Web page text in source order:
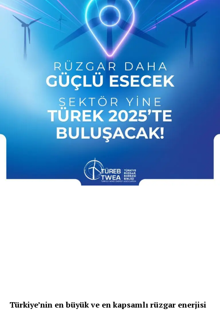
Türkiye’nin en büyük ve en kapsamlı rüzgar enerjisi